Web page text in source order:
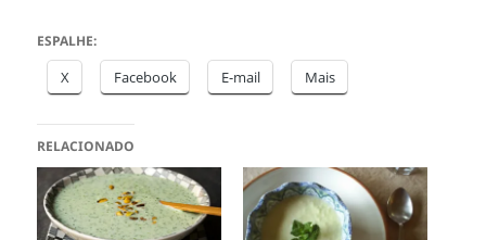
ESPALHE:
X Facebook E-mail Mais
RELACIONADO